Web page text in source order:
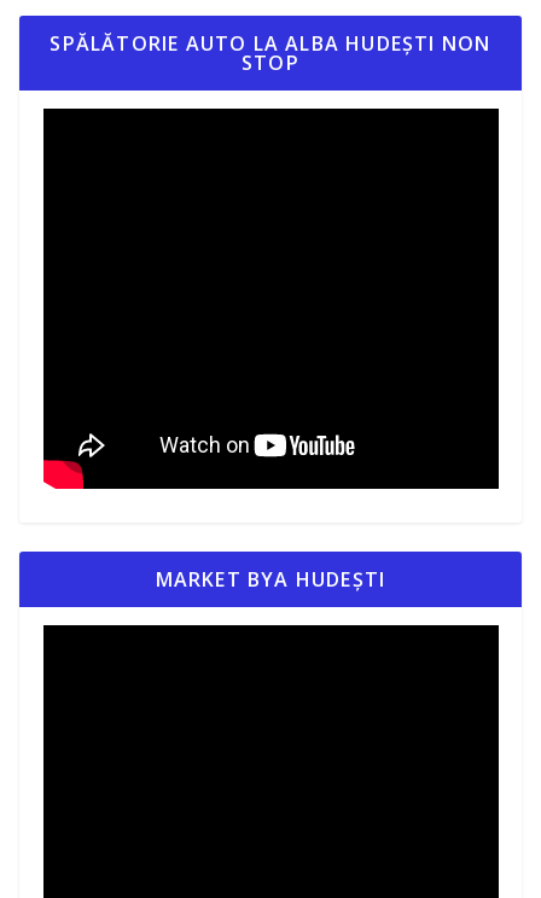
SPĂLĂTORIE AUTO LA ALBA HUDEȘTI NON
STOP
MARKET BYA HUDEȘTI